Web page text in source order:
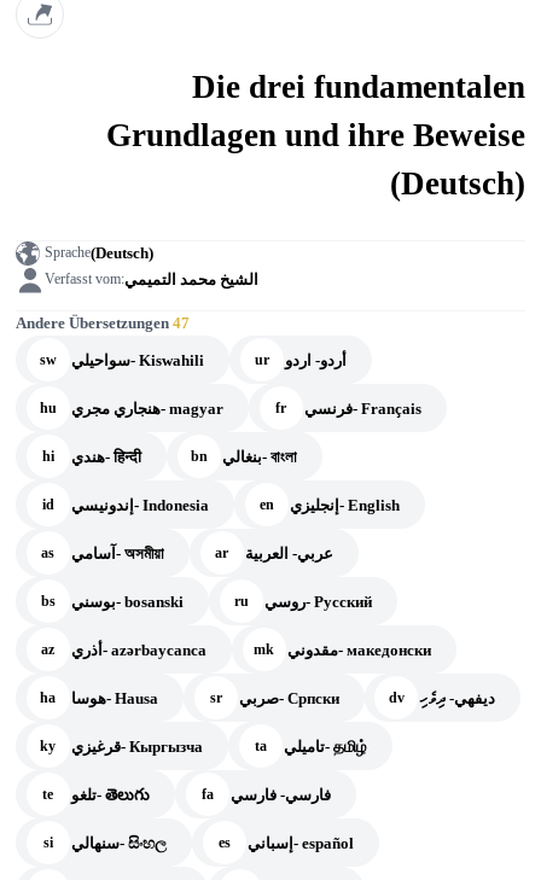
Die drei fundamentalen
Grundlagen und ihre Beweise
(Deutsch)
Sprache(Deutsch)
Verfasst vom:الشيخ محمد التميمي
Andere Übersetzungen47
sw سواحيلي- Kiswahili ur أردو- اردو
hu هنجاري مجري- magyar fr فرنسي- Français
hi هندي- हिन्दी bn بنغالي- বাংলা
id إندونيسي- Indonesia en إنجليزي- English
as آسامي- অসমীয়া ar عربي- العربية
bs بوسني- bosanski ru روسي- Русский
az أذري- azərbaycanca mk مقدوني- македонски
ha هوسا- Hausa sr صربي- Српски dv ديفهي- ދިވެހި
ky قرغيزي- Кыргызча ta تاميلي- தமிழ்
te تلغو- తెలుగు fa فارسي- فارسي
si سنهالي- සිංහල es إسباني- español